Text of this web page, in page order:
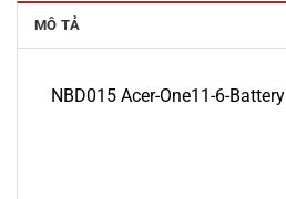
MÔ TẢ
NBD015 Acer-One11-6-Battery